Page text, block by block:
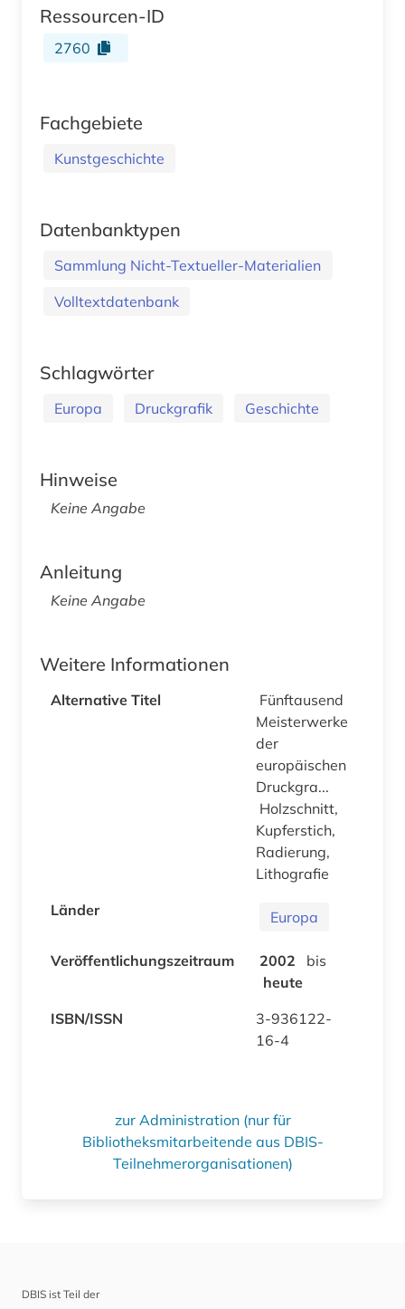
Ressourcen-ID
2760
Fachgebiete
Kunstgeschichte
Datenbanktypen
Sammlung Nicht-Textueller-Materialien
Volltextdatenbank
Schlagwörter
Europa Druckgrafik Geschichte
Hinweise
Keine Angabe
Anleitung
Keine Angabe
Weitere Informationen
Alternative Titel
Fünftausend
Meisterwerke
der
europäischen
Druckgra...
Holzschnitt,
Kupferstich,
Radierung,
Lithografie
Länder
Europa
Veröffentlichungszeitraum 2002
bis
heute
ISBN/ISSN
3-936122-
16-4
zur Administration (nur für
Bibliotheksmitarbeitende aus DBIS-
Teilnehmerorganisationen)
DBIS ist Teil der